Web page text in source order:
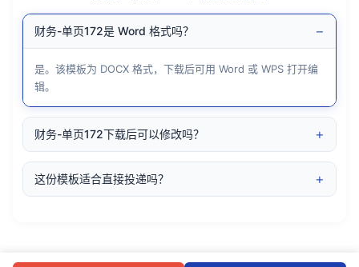
财务-单页172是 Word 格式吗？ −
是。该模板为 DOCX 格式，下载后可用 Word 或 WPS 打开编
辑。
财务-单页172下载后可以修改吗？ +
这份模板适合直接投递吗？ +